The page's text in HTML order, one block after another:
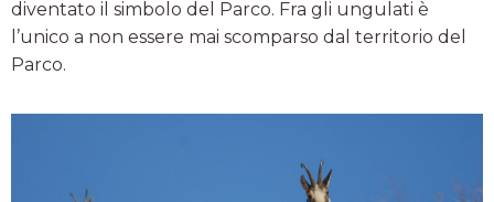
diventato il simbolo del Parco. Fra gli ungulati è
l’unico a non essere mai scomparso dal territorio del
Parco.